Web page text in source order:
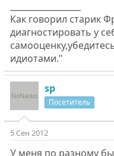
Как говорил старик
диагностировать у
идиотами."
sp
Посетитель
5 Сен 2012
У меня по разному